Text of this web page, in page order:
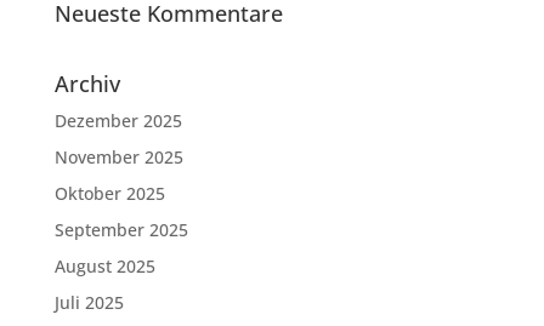
Neueste Kommentare
Archiv
Dezember 2025
November 2025
Oktober 2025
September 2025
August 2025
Juli 2025